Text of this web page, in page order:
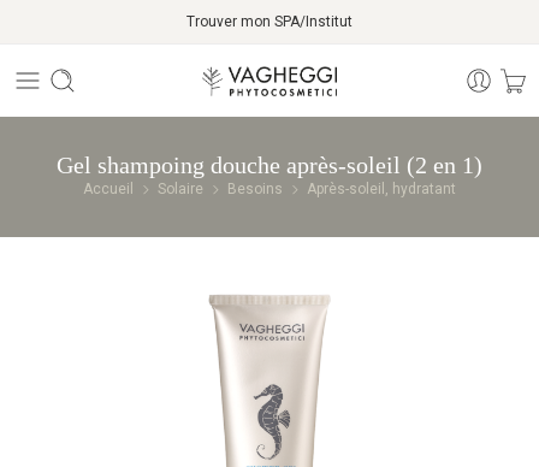
Trouver mon SPA/Institut
Gel shampoing douche après-soleil (2 en 1)
Accueil Solaire Besoins Après-soleil, hydratant